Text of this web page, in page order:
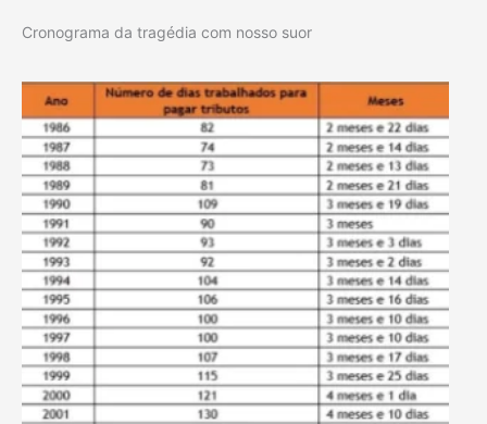
Cronograma da tragédia com nosso suor